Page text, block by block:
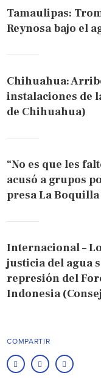
Tamaulipas:
Reynosa bajo el
Chihuahua:
instalaciones de
de Chihuahua)
“No es que les
acusó a grupos
presa La
Internacional –
justicia del agua
represión del
Indonesia
COMPARTIR